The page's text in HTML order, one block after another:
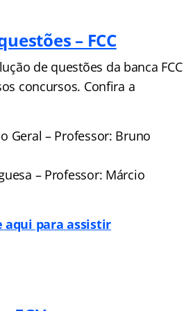
– FCC
de questões da banca FCC
concursos. Confira a
Geral – Professor: Bruno
– Professor: Márcio
aqui para assistir